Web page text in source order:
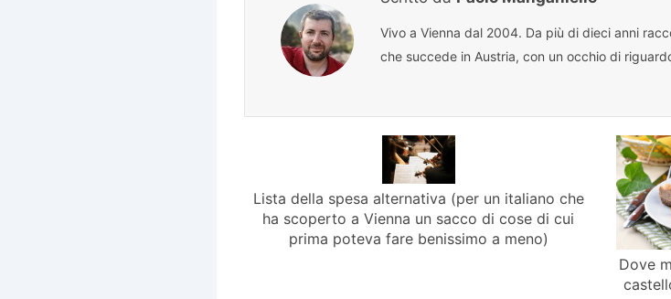
Vivo a Vienna dal 2004. Da più di dieci anni
che succede in Austria, con un occhio di
Lista della spesa alternativa (per un italiano che
ha scoperto a Vienna un sacco di cose di cui
prima poteva fare benissimo a meno)
Dove